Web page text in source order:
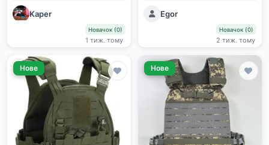
Kaper
Новачок (0)
1 тиж. тому
Egor
Новачок (0)
2 тиж. тому
Нове Нове